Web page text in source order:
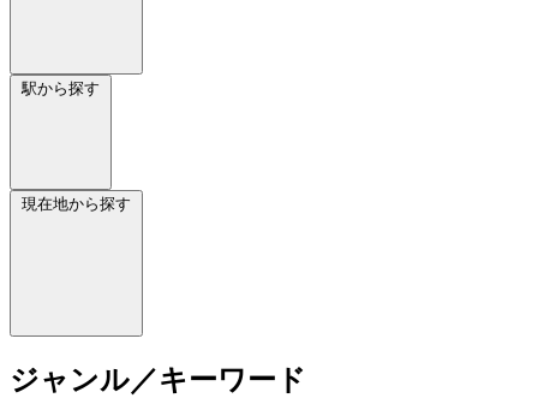
駅から探す
現在地から探す
ジャンル／キーワード